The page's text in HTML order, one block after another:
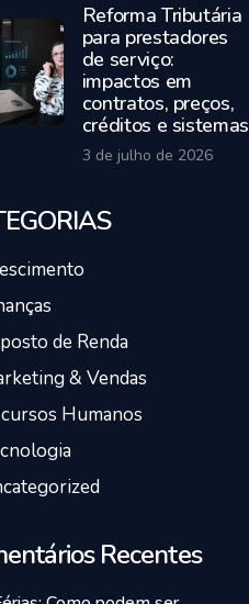
Reforma Tributária
para prestadores
de serviço:
impactos em
contratos, preços,
créditos e sistemas
3 de julho de 2026
de Renda
& Vendas
Humanos
Recentes